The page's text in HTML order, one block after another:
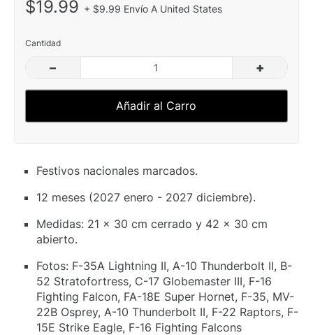
$19.99 + $9.99 Envío A United States
Cantidad
– +
Añadir al Carro
Festivos nacionales marcados.
12 meses (2027 enero - 2027 diciembre).
Medidas: 21 x 30 cm cerrado y 42 x 30 cm
abierto.
Fotos: F-35A Lightning II, A-10 Thunderbolt II, B-
52 Stratofortress, C-17 Globemaster III, F-16
Fighting Falcon, FA-18E Super Hornet, F-35, MV-
22B Osprey, A-10 Thunderbolt II, F-22 Raptors, F-
15E Strike Eagle, F-16 Fighting Falcons